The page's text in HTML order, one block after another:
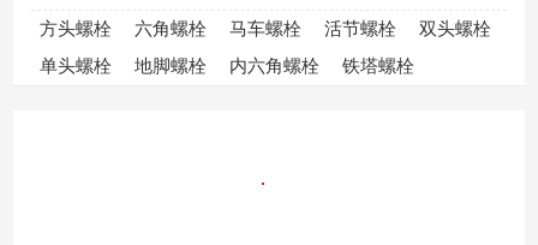
方头螺栓 六角螺栓 马车螺栓 活节螺栓
双头螺栓
单头螺栓
地脚螺栓 内六角螺栓 铁塔螺栓